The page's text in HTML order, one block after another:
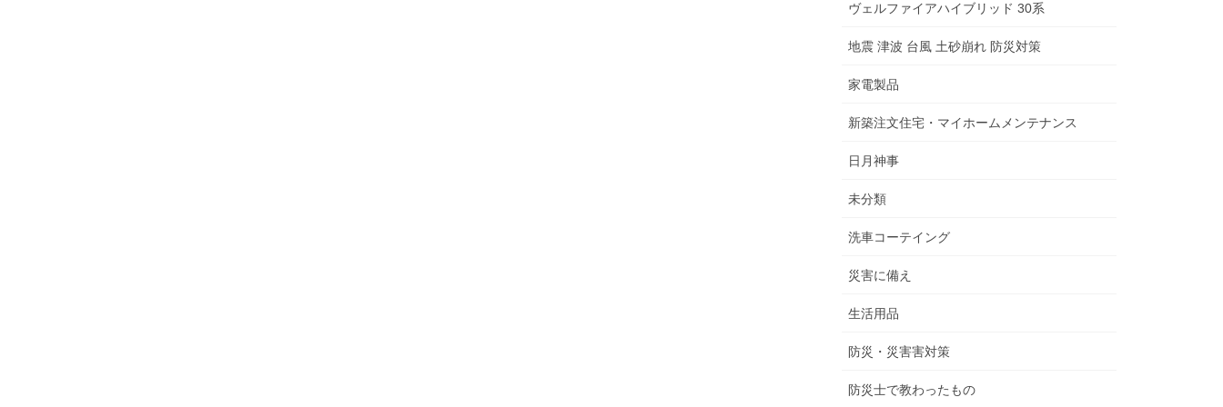
ヴェルファイアハイブリッド 30系
地震 津波 台風 土砂崩れ 防災対策
家電製品
新築注文住宅・マイホームメンテナンス
日月神事
未分類
洗車コーテイング
災害に備え
生活用品
防災・災害害対策
防災士で教わったもの